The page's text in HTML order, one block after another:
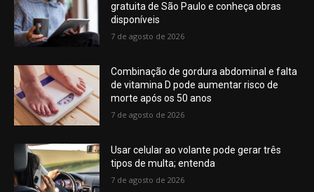
gratuita de São Paulo e conheça obras
disponíveis
7 de agosto de 2026
Combinação de gordura abdominal e falta
de vitamina D pode aumentar risco de
morte após os 50 anos
7 de agosto de 2026
Usar celular ao volante pode gerar três
tipos de multa; entenda
7 de agosto de 2026